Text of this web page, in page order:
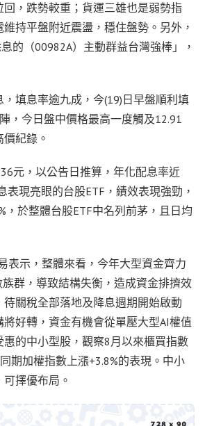
，跌勢較重；貨運三雄也是弱勢指
持平盤附近震盪，穩住盤勢。另外，
的（00982A）主動群益台灣強棒」，
，填息率逾九成，今(19)日早盤順利填
，今日盤中價格最高一度觸及12.91
紀錄。
元，以公告日推算，年化配息率近
表現亮眼的台股ETF，績效表現強勁，
，於整體台股ETF中名列前茅，且日均
表示，整體來看，今年大型資金齊力
群，導致結構失衡，造成資金排擠效
關稅全部落地及降息週期開始啟動
好轉，資金有機會從單壓大型AI權值
惠的中小型股，觀察8月以來櫃買指數
期加權指數上漲+3.8%的表現。中小
擇優布局。